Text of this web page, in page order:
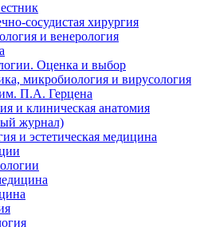
сосудистая хирургия
и венерология
Оценка и выбор
микробиология и вирусология
П.А. Герцена
и клиническая анатомия
журнал)
и эстетическая медицина